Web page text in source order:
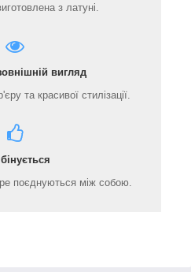
з латуні.
вигляд
та красивої стилізації.
поєднуються між собою.